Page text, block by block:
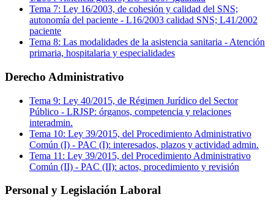
Tema 7: Ley 16/2003, de cohesión y calidad del SNS;
autonomía del paciente - L16/2003 calidad SNS; L41/2002
paciente
Tema 8: Las modalidades de la asistencia sanitaria - Atención
primaria, hospitalaria y especialidades
Derecho Administrativo
Tema 9: Ley 40/2015, de Régimen Jurídico del Sector
Público - LRJSP: órganos, competencia y relaciones
interadmin.
Tema 10: Ley 39/2015, del Procedimiento Administrativo
Común (I) - PAC (I): interesados, plazos y actividad admin.
Tema 11 : Ley 39/2015, del Procedimiento Administrativo
Común (II) - PAC (II): actos, procedimiento y revisión
Personal y Legislación Laboral